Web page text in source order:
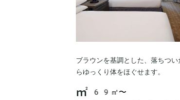
ブラウンを基調とした、落ちつ
らゆっくり体をほぐせます。
69㎡〜